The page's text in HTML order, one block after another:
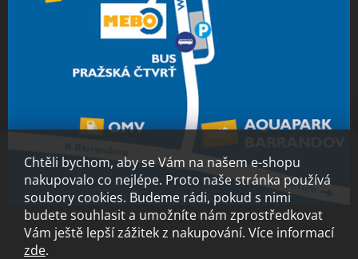
Chtěli bychom, aby se Vám na našem e-shopu
nakupovalo co nejlépe. Proto naše stránka používá
soubory cookies. Budeme rádi, pokud s nimi
budete souhlasit a umožníte nám zprostředkovat
Vám ještě lepší zážitek z nakupování. Více informací
zde.